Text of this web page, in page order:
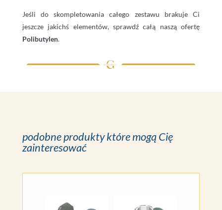
Jeśli do skompletowania całego zestawu brakuje Ci
jeszcze jakichś elementów, sprawdź całą naszą ofertę
Polibutylen.
podobne produkty które mogą Cię
zainteresować